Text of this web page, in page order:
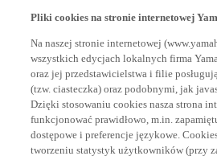
Pliki cookies na stronie internetowej
Na naszej stronie internetowej
wszystkich edycjach lokalnych firma
oraz jej przedstawicielstwa i filie
(tzw. ciasteczka) oraz podobnymi, jak
Dzięki stosowaniu cookies nasza strona
funkcjonować prawidłowo, m.in.
dostępowe i preferencje językowe.
tworzeniu statystyk użytkowników (przy